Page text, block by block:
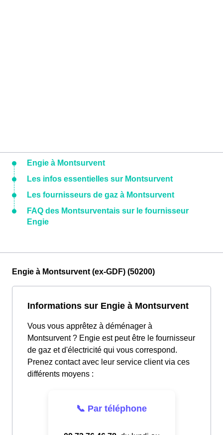
Engie à Montsurvent
Les infos essentielles sur Montsurvent
Les fournisseurs de gaz à Montsurvent
FAQ des Montsurventais sur le fournisseur
Engie
Engie à Montsurvent (ex-GDF) (50200)
Informations sur Engie à Montsurvent
Vous vous apprêtez à déménager à
Montsurvent ? Engie est peut être le fournisseur
de gaz et d'électricité qui vous correspond.
Prenez contact avec leur service client via ces
différents moyens :
📞 Par téléphone